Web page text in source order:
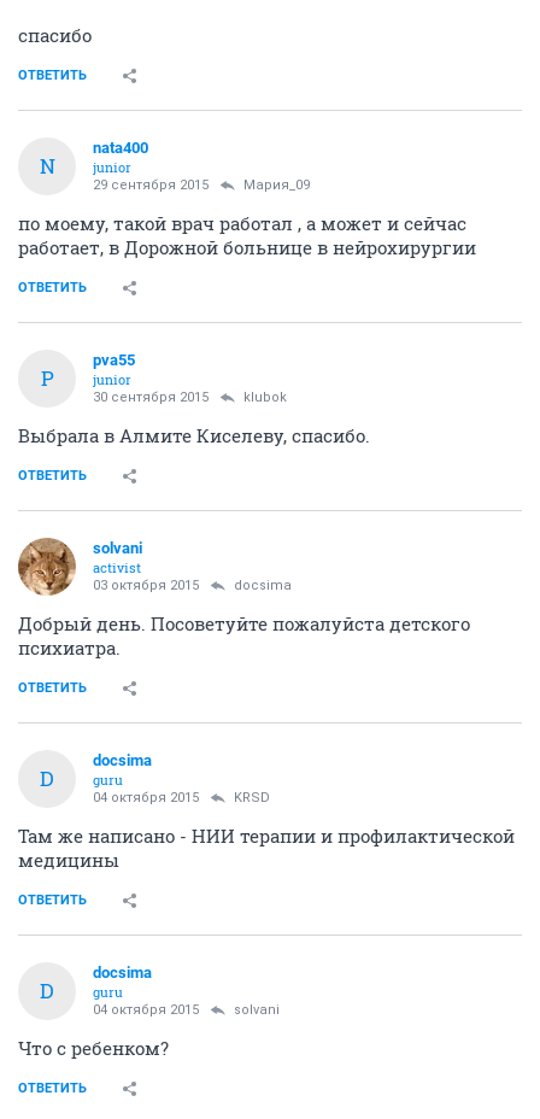
спасибо
ОТВЕТИТЬ
N
nata400
junior
29 сентября 2015 Мария_09
по моему, такой врач работал , а может и сейчас
работает, в Дорожной больнице в нейрохирургии
ОТВЕТИТЬ
P
pva55
junior
30 сентября 2015 klubok
Выбрала в Алмите Киселеву, спасибо.
ОТВЕТИТЬ
solvani
activist
03 октября 2015 docsima
Добрый день. Посоветуйте пожалуйста детского
психиатра.
ОТВЕТИТЬ
D
docsima
guru
04 октября 2015 KRSD
Там же написано - НИИ терапии и профилактической
медицины
ОТВЕТИТЬ
D
docsima
guru
04 октября 2015 solvani
Что с ребенком?
ОТВЕТИТЬ